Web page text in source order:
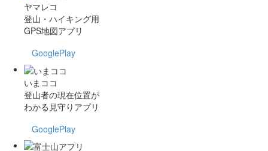
ヤマレコ
登山・ハイキング用
GPS地図アプリ
GooglePlay
いまココ
登山者の現在位置が
わかる見守りアプリ
GooglePlay